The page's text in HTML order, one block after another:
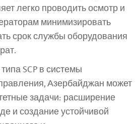
легко проводить осмотр и
минимизировать
срок службы оборудования
SCP в системы
Азербайджан может
задачи: расширение
и создание устойчивой